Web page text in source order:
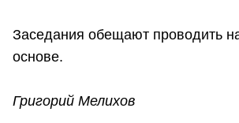
Заседания обещают проводить
основе.
Григорий Мелихов